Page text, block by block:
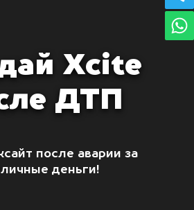
Xcite
ДТП
после аварии за
деньги!